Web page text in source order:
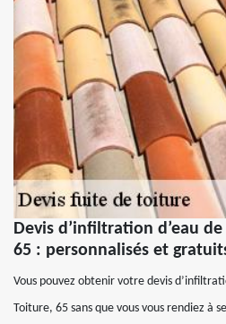
Devis d’infiltration d’eau
65 : personnalisés et
Vous pouvez obtenir votre devis
Toiture, 65 sans que vous vous rendiez à